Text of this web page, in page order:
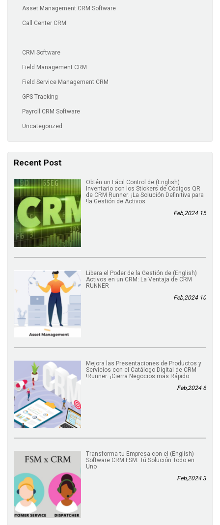
Asset Management CRM Software
Call Center CRM
CRM Software
Field Management CRM
Field Service Management CRM
GPS Tracking
Payroll CRM Software
Uncategorized
Recent Post
(English) Obtén un Fácil Control de
Inventario con los Stickers de Códigos QR
de CRM Runner: ¡La Solución Definitiva para
la Gestión de Activos!
15 Feb,2024
(English) Libera el Poder de la Gestión de
Activos en un CRM: La Ventaja de CRM
RUNNER
10 Feb,2024
Mejora las Presentaciones de Productos y
Servicios con el Catálogo Digital de CRM
Runner: ¡Cierra Negocios más Rápido!
6 Feb,2024
(English) Transforma tu Empresa con el
Software CRM FSM: Tú Solución Todo en
Uno
3 Feb,2024